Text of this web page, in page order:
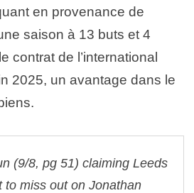
en provenance de
saison à 13 buts et 4
contrat de l’international
2025, un avantage dans le
(9/8, pg 51) claiming Leeds
to miss out on Jonathan